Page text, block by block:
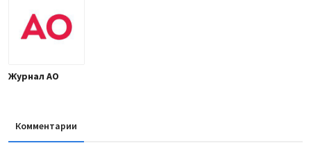
Журнал АО
Комментарии